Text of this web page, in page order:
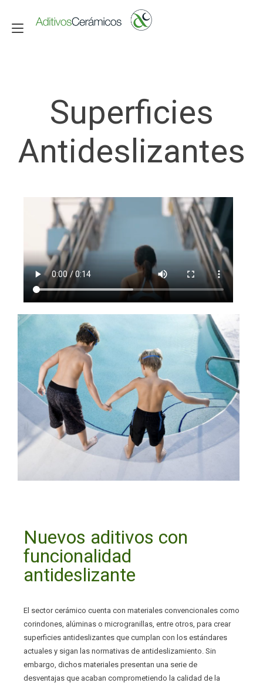
Alternar navegación
Superficies
Antideslizantes
Nuevos aditivos con
funcionalidad
antideslizante
El sector cerámico cuenta con materiales convencionales como
corindones, alúminas o microgranillas, entre otros, para crear
superficies antideslizantes que cumplan con los estándares
actuales y sigan las normativas de antideslizamiento. Sin
embargo, dichos materiales presentan una serie de
desventajas que acaban comprometiendo la calidad de la